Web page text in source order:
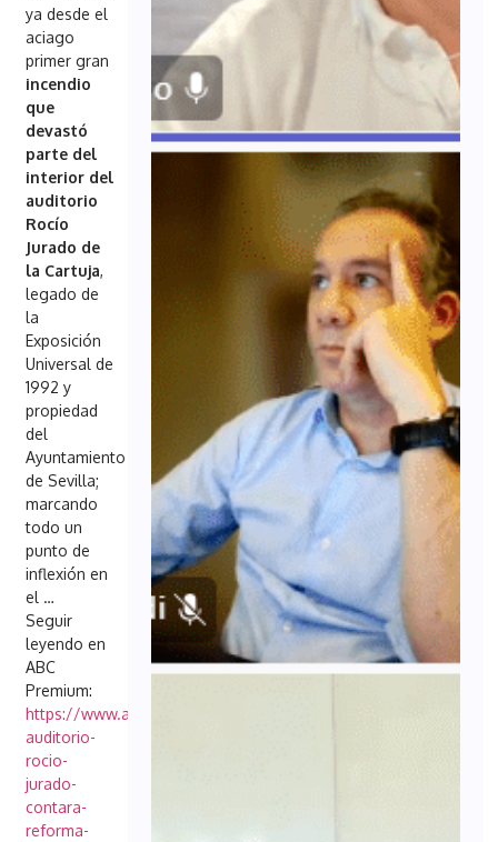
ya desde el
aciago
primer gran
incendio
que
devastó
parte del
interior del
auditorio
Rocío
Jurado de
la Cartuja,
legado de
la
Exposición
Universal de
1992 y
propiedad
del
Ayuntamiento
de Sevilla;
marcando
todo un
punto de
inflexión en
el …
Seguir
leyendo en
ABC
Premium:
https://www.abc.es/sevilla/ciudad/nuevo-
auditorio-
rocio-
jurado-
contara-
reforma-